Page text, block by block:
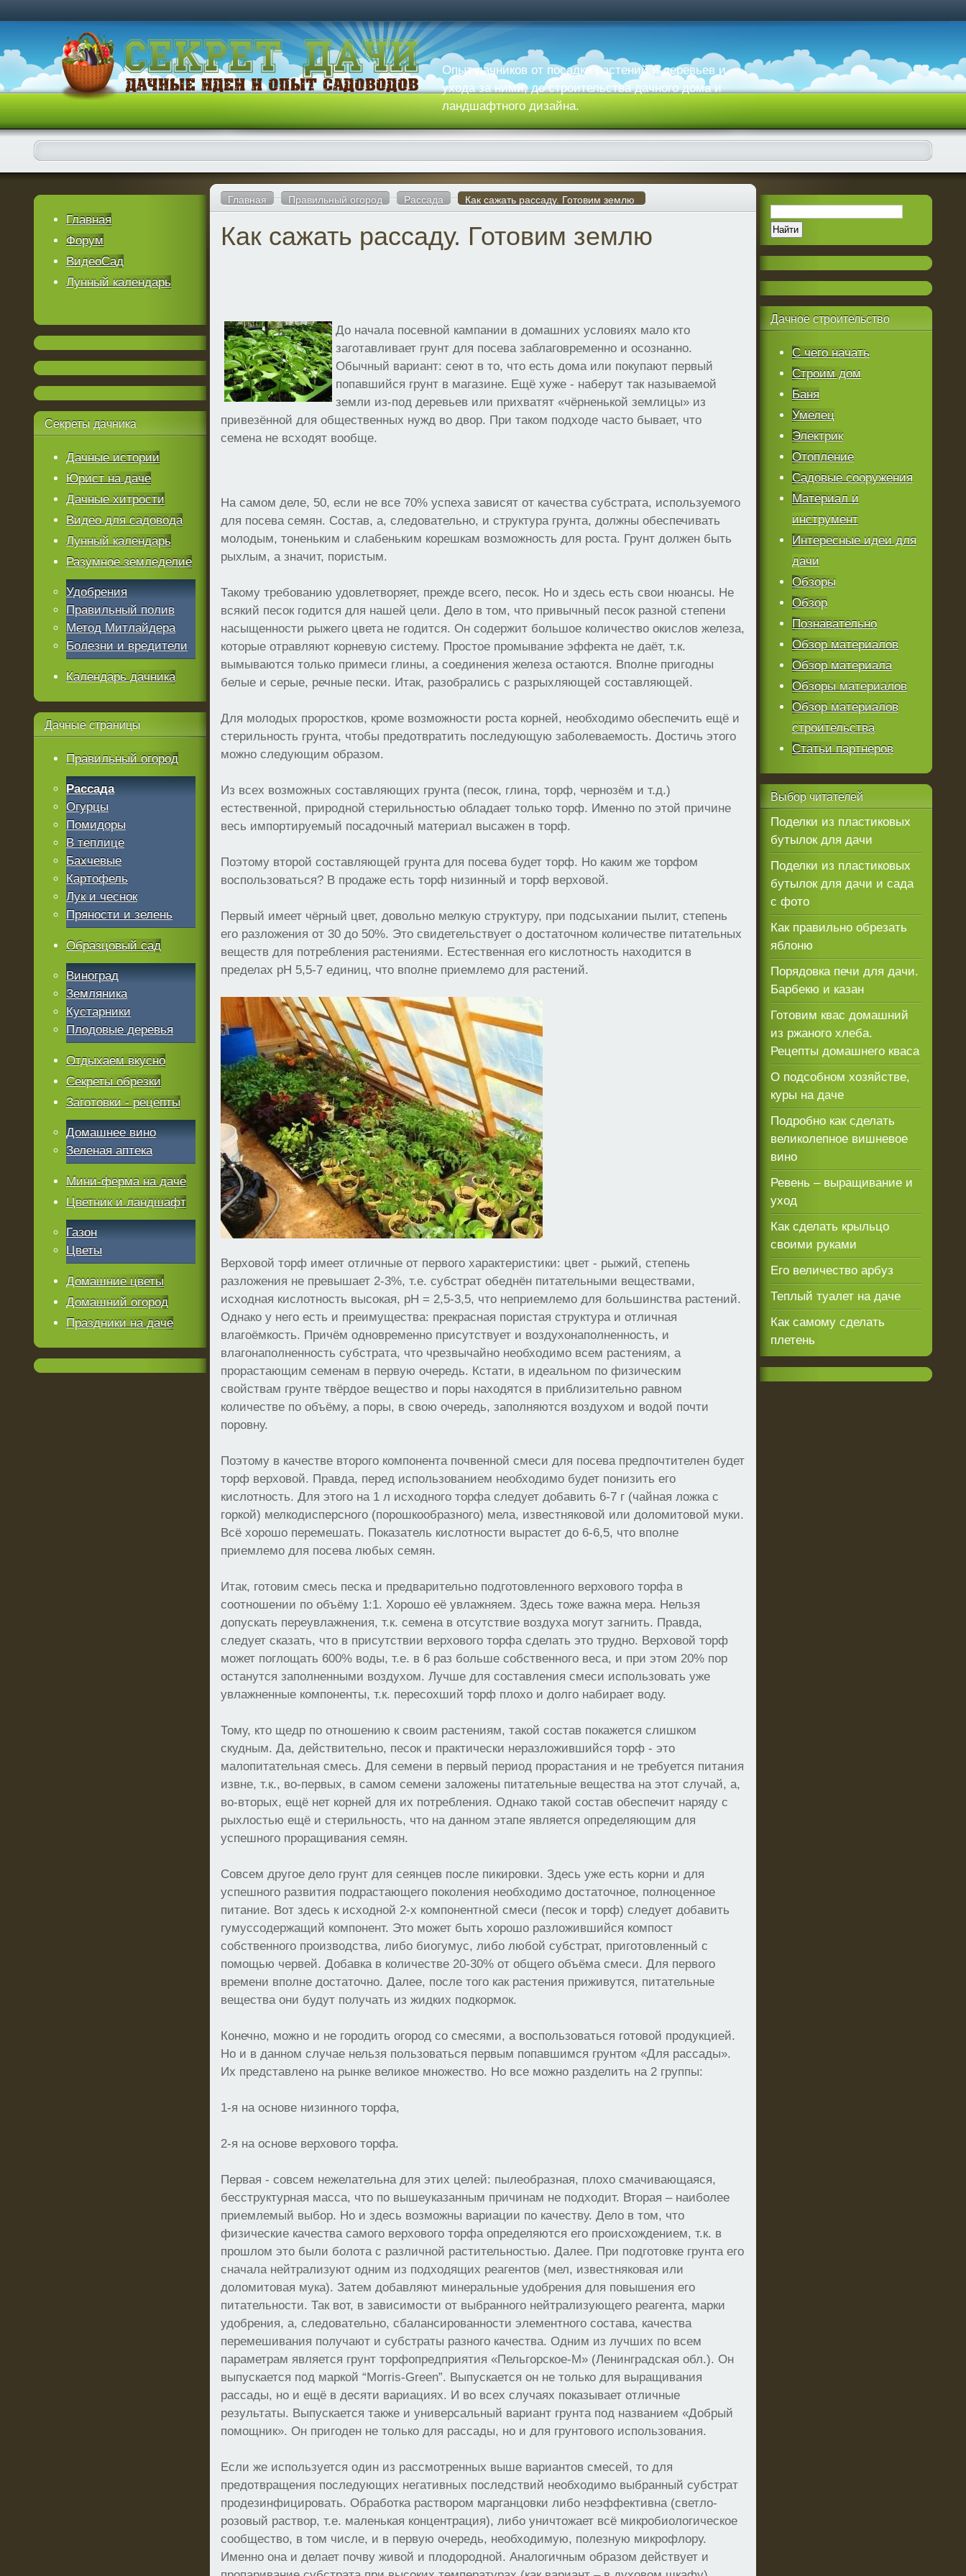
Опыт дачников от посадки растений и деревьев и
ухода за ними, до строительства дачного дома и
ландшафтного дизайна.
Главная Правильный огород Рассада Как сажать рассаду. Готовим землю
Как сажать рассаду. Готовим землю
До начала посевной кампании в домашних условиях мало кто
заготавливает грунт для посева заблаговременно и осознанно.
Обычный вариант: сеют в то, что есть дома или покупают первый
попавшийся грунт в магазине. Ещё хуже - наберут так называемой
земли из-под деревьев или прихватят «чёрненькой землицы» из
привезённой для общественных нужд во двор. При таком подходе часто бывает, что
семена не всходят вообще.
На самом деле, 50, если не все 70% успеха зависят от качества субстрата, используемого
для посева семян. Состав, а, следовательно, и структура грунта, должны обеспечивать
молодым, тоненьким и слабеньким корешкам возможность для роста. Грунт должен быть
рыхлым, а значит, пористым.
Такому требованию удовлетворяет, прежде всего, песок. Но и здесь есть свои нюансы. Не
всякий песок годится для нашей цели. Дело в том, что привычный песок разной степени
насыщенности рыжего цвета не годится. Он содержит большое количество окислов железа,
которые отравляют корневую систему. Простое промывание эффекта не даёт, т.к.
вымываются только примеси глины, а соединения железа остаются. Вполне пригодны
белые и серые, речные пески. Итак, разобрались с разрыхляющей составляющей.
Для молодых проростков, кроме возможности роста корней, необходимо обеспечить ещё и
стерильность грунта, чтобы предотвратить последующую заболеваемость. Достичь этого
можно следующим образом.
Из всех возможных составляющих грунта (песок, глина, торф, чернозём и т.д.)
естественной, природной стерильностью обладает только торф. Именно по этой причине
весь импортируемый посадочный материал высажен в торф.
Поэтому второй составляющей грунта для посева будет торф. Но каким же торфом
воспользоваться? В продаже есть торф низинный и торф верховой.
Первый имеет чёрный цвет, довольно мелкую структуру, при подсыхании пылит, степень
его разложения от 30 до 50%. Это свидетельствует о достаточном количестве питательных
веществ для потребления растениями. Естественная его кислотность находится в
пределах рН 5,5-7 единиц, что вполне приемлемо для растений.
Верховой торф имеет отличные от первого характеристики: цвет - рыжий, степень
разложения не превышает 2-3%, т.е. субстрат обеднён питательными веществами,
исходная кислотность высокая, рН = 2,5-3,5, что неприемлемо для большинства растений.
Однако у него есть и преимущества: прекрасная пористая структура и отличная
влагоёмкость. Причём одновременно присутствует и воздухонаполненность, и
влагонаполненность субстрата, что чрезвычайно необходимо всем растениям, а
прорастающим семенам в первую очередь. Кстати, в идеальном по физическим
свойствам грунте твёрдое вещество и поры находятся в приблизительно равном
количестве по объёму, а поры, в свою очередь, заполняются воздухом и водой почти
поровну.
Поэтому в качестве второго компонента почвенной смеси для посева предпочтителен будет
торф верховой. Правда, перед использованием необходимо будет понизить его
кислотность. Для этого на 1 л исходного торфа следует добавить 6-7 г (чайная ложка с
горкой) мелкодисперсного (порошкообразного) мела, известняковой или доломитовой муки.
Всё хорошо перемешать. Показатель кислотности вырастет до 6-6,5, что вполне
приемлемо для посева любых семян.
Итак, готовим смесь песка и предварительно подготовленного верхового торфа в
соотношении по объёму 1:1. Хорошо её увлажняем. Здесь тоже важна мера. Нельзя
допускать переувлажнения, т.к. семена в отсутствие воздуха могут загнить. Правда,
следует сказать, что в присутствии верхового торфа сделать это трудно. Верховой торф
может поглощать 600% воды, т.е. в 6 раз больше собственного веса, и при этом 20% пор
останутся заполненными воздухом. Лучше для составления смеси использовать уже
увлажненные компоненты, т.к. пересохший торф плохо и долго набирает воду.
Тому, кто щедр по отношению к своим растениям, такой состав покажется слишком
скудным. Да, действительно, песок и практически неразложившийся торф - это
малопитательная смесь. Для семени в первый период прорастания и не требуется питания
извне, т.к., во-первых, в самом семени заложены питательные вещества на этот случай, а,
во-вторых, ещё нет корней для их потребления. Однако такой состав обеспечит наряду с
рыхлостью ещё и стерильность, что на данном этапе является определяющим для
успешного проращивания семян.
Совсем другое дело грунт для сеянцев после пикировки. Здесь уже есть корни и для
успешного развития подрастающего поколения необходимо достаточное, полноценное
питание. Вот здесь к исходной 2-х компонентной смеси (песок и торф) следует добавить
гумуссодержащий компонент. Это может быть хорошо разложившийся компост
собственного производства, либо биогумус, либо любой субстрат, приготовленный с
помощью червей. Добавка в количестве 20-30% от общего объёма смеси. Для первого
времени вполне достаточно. Далее, после того как растения приживутся, питательные
вещества они будут получать из жидких подкормок.
Конечно, можно и не городить огород со смесями, а воспользоваться готовой продукцией.
Но и в данном случае нельзя пользоваться первым попавшимся грунтом «Для рассады».
Их представлено на рынке великое множество. Но все можно разделить на 2 группы:
1-я на основе низинного торфа,
2-я на основе верхового торфа.
Первая - совсем нежелательна для этих целей: пылеобразная, плохо смачивающаяся,
бесструктурная масса, что по вышеуказанным причинам не подходит. Вторая – наиболее
приемлемый выбор. Но и здесь возможны вариации по качеству. Дело в том, что
физические качества самого верхового торфа определяются его происхождением, т.к. в
прошлом это были болота с различной растительностью. Далее. При подготовке грунта его
сначала нейтрализуют одним из подходящих реагентов (мел, известняковая или
доломитовая мука). Затем добавляют минеральные удобрения для повышения его
питательности. Так вот, в зависимости от выбранного нейтрализующего реагента, марки
удобрения, а, следовательно, сбалансированности элементного состава, качества
перемешивания получают и субстраты разного качества. Одним из лучших по всем
параметрам является грунт торфопредприятия «Пельгорское-М» (Ленинградская обл.). Он
выпускается под маркой “Morris-Green”. Выпускается он не только для выращивания
рассады, но и ещё в десяти вариациях. И во всех случаях показывает отличные
результаты. Выпускается также и универсальный вариант грунта под названием «Добрый
помощник». Он пригоден не только для рассады, но и для грунтового использования.
Если же используется один из рассмотренных выше вариантов смесей, то для
предотвращения последующих негативных последствий необходимо выбранный субстрат
продезинфицировать. Обработка раствором марганцовки либо неэффективна (светло-
розовый раствор, т.е. маленькая концентрация), либо уничтожает всё микробиологическое
сообщество, в том числе, и в первую очередь, необходимую, полезную микрофлору.
Именно она и делает почву живой и плодородной. Аналогичным образом действует и
Главная
Форум
ВидеоСад
Лунный календарь
Секреты дачника
Дачные истории
Юрист на даче
Дачные хитрости
Видео для садовода
Лунный календарь
Разумное земледелие
Удобрения
Правильный полив
Метод Митлайдера
Болезни и вредители
Календарь дачника
Дачные страницы
Правильный огород
Рассада
Огурцы
Помидоры
В теплице
Бахчевые
Картофель
Лук и чеснок
Пряности и зелень
Образцовый сад
Виноград
Земляника
Кустарники
Плодовые деревья
Отдыхаем вкусно
Секреты обрезки
Заготовки - рецепты
Домашнее вино
Зеленая аптека
Мини-ферма на даче
Цветник и ландшафт
Газон
Цветы
Домашние цветы
Домашний огород
Праздники на даче
Дачноестроительство
С чего начать
Строим дом
Баня
Умелец
Электрик
Отопление
Садовые сооружения
Материал и
инструмент
Интересные идеи для
дачи
Обзоры
Обзор
Познавательно
Обзор материалов
Обзор материала
Обзоры материалов
Обзор материалов
строительства
Статьи партнеров
Выборчитателей
Поделки из пластиковых
бутылок для дачи
Поделки из пластиковых
бутылок для дачи и сада
с фото
Как правильно обрезать
яблоню
Порядовка печи для дачи.
Барбекю и казан
Готовим квас домашний
из ржаного хлеба.
Рецепты домашнего кваса
О подсобном хозяйстве,
куры на даче
Подробно как сделать
великолепное вишневое
вино
Ревень – выращивание и
уход
Как сделать крыльцо
своими руками
Его величество арбуз
Теплый туалет на даче
Как самому сделать
плетень